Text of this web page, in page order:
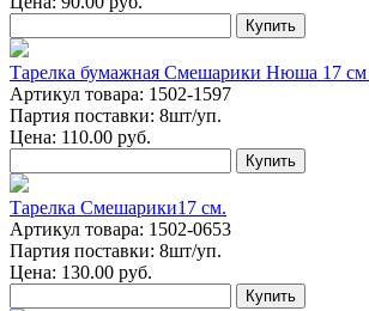
Купить
Тарелка бумажная Смешарики Нюша 17
Артикул товара: 1502-1597
Партия поставки: 8шт/уп.
Цена: 110.00 руб.
Купить
Тарелка Смешарики17 см.
Артикул товара: 1502-0653
Партия поставки: 8шт/уп.
Цена: 130.00 руб.
Купить